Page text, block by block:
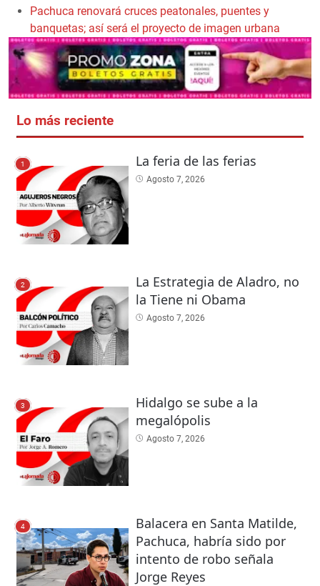
Pachuca renovará cruces peatonales, puentes y
banquetas; así será el proyecto de imagen urbana
Lo más reciente
1 La feria de las ferias
Agosto 7, 2026
2
La Estrategia de Aladro, no
la Tiene ni Obama
Agosto 7, 2026
3
Hidalgo se sube a la
megalópolis
Agosto 7, 2026
4
Balacera en Santa Matilde,
Pachuca, habría sido por
intento de robo señala
Jorge Reyes